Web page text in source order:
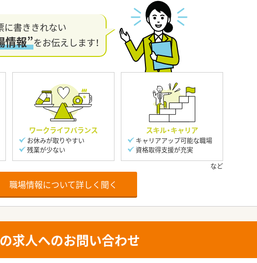
に書ききれない
情報”をお伝えします！
ワークライフバランス
お休みが取りやすい
残業が少ない
スキル・キャリア
キャリアアップ可能な職場
資格取得支援が充実
職場情報について詳しく聞く
求人へのお問い合わせ